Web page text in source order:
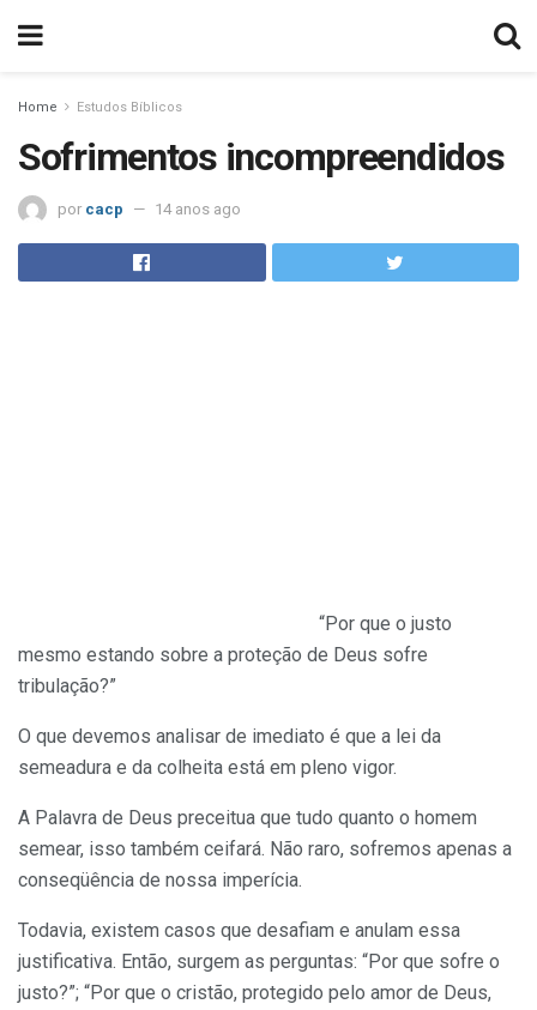
Home Estudos Bíblicos
Sofrimentos incompreendidos
por cacp 14 anos ago
“Por que o justo
mesmo estando sobre a proteção de Deus sofre
tribulação?”
O que devemos analisar de imediato é que a lei da
semeadura e da colheita está em pleno vigor.
A Palavra de Deus preceitua que tudo quanto o homem
semear, isso também ceifará. Não raro, sofremos apenas a
conseqüência de nossa imperícia.
Todavia, existem casos que desafiam e anulam essa
justificativa. Então, surgem as perguntas: “Por que sofre o
justo?”; “Por que o cristão, protegido pelo amor de Deus,